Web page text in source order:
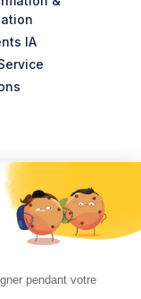
IA
Stories
Leader Stories